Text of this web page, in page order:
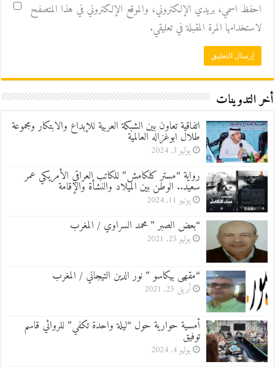
احفظ اسمي، بريدي الإلكتروني، والموقع الإلكتروني في هذا المتصفح
لاستخدامها المرة المقبلة في تعليقي.
أخر التدوينات
اتفاقية تعاون بين الشبكة العربية للإبداع والابتكار ومجموعة
طلال ابوغزاله العالمية
يوليو 3, 2024
رواية “مستر كلكامش” للكاتب العراقي الأمريكي عمر
سعيد.. الوطن بين الميلاد والنشأة والإقامة
يونيو 11, 2024
“بعض الصبر ” محمد السراوي / المغرب
يوليو 25, 2021
“مقهى بيكاسو ” نور الدين التيجاني / المغرب
أبريل 25, 2021
أمسية حوارية حول “ليلة واحدة تكفي” للروائي قاسم
توفيق
يوليو 4, 2024